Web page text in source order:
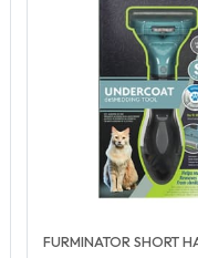
FURMINATOR SHORT